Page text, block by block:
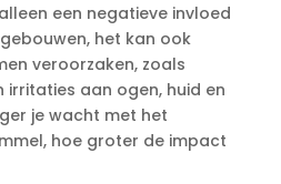
een negatieve invloed
het kan ook
veroorzaken, zoals
irritaties aan ogen, huid en
je wacht met het
hoe groter de impact